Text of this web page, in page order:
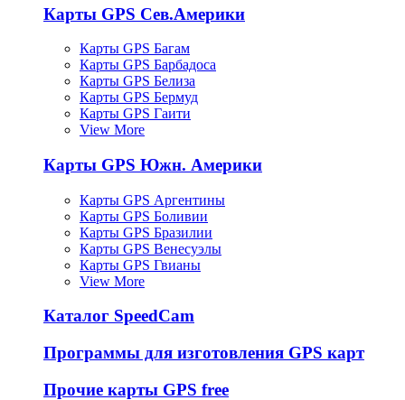
Карты GPS Сев.Америки
Карты GPS Багам
Карты GPS Барбадоса
Карты GPS Белиза
Карты GPS Бермуд
Карты GPS Гаити
View More
Карты GPS Южн. Америки
Карты GPS Аргентины
Карты GPS Боливии
Карты GPS Бразилии
Карты GPS Венесуэлы
Карты GPS Гвианы
View More
Каталог SpeedCam
Программы для изготовления GPS карт
Прочие карты GPS free